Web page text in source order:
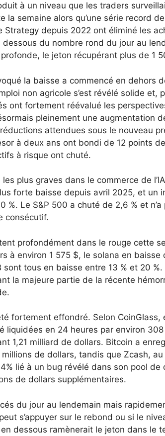
à un niveau que les traders
semaine alors qu’une série record
Strategy depuis 2022 ont éliminé les
du nombre rond du jour au
le jeton récupérant plus de 1
la baisse a commencé en dehors
non agricole s’est révélé solide
ont fortement réévalué les
pleinement une augmentation
attendues sous le nouveau
à deux ans ont bondi de 12 points
à risque ont chuté.
plus graves dans le commerce de
forte baisse depuis avril 2025, et un
%. Le S&P 500 a chuté de 2,6 % et
consécutif.
profondément dans le rouge cette
à environ 1 575 $, le solana en
tous en baisse entre 13 % et 20 %.
la majeure partie de la récente
fortement effondré. Selon
liquidées en 24 heures par environ
1,21 milliard de dollars. Bitcoin a
de dollars, tandis que Zcash,
lié à un bug révélé dans son pool de
de dollars supplémentaires.
du jour au lendemain mais
s’appuyer sur le rebond ou si le
dessous ramènerait le jeton dans le